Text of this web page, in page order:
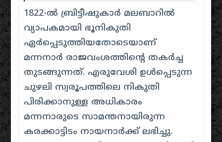
1822-ൽ ബ്രിട്ടീഷുകാർ മലബാറിൽ
വ്യാപകമായി ഭൂനികുതി
ഏർപ്പെടുത്തിയതോടെയാണ്
മന്നനാർ രാജവംശത്തിന്റെ തകർച്ച
തുടങ്ങുന്നത്. എരുവേശി ഉൾപ്പെടുന്ന
ചുഴലി സ്വരൂപത്തിലെ നികുതി
പിരിക്കാനുള്ള അധികാരം
മന്നനാരുടെ സാമന്തനായിരുന്ന
കരക്കാട്ടിടം നായനാർക്ക് ലഭിച്ചു.